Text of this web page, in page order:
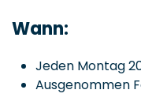
Wann:
Jeden Montag
Ausgenommen